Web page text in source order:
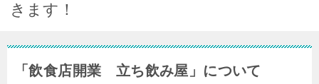
きます！
「飲食店開業 立ち飲み屋」について